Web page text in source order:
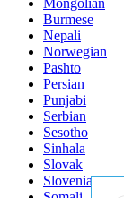
Burmese
Nepali
Norwegian
Pashto
Persian
Punjabi
Serbian
Sesotho
Sinhala
Slovak
Slovenian